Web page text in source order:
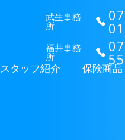
スタッフ紹介 保険商品
武生事務
所
福井事務
所